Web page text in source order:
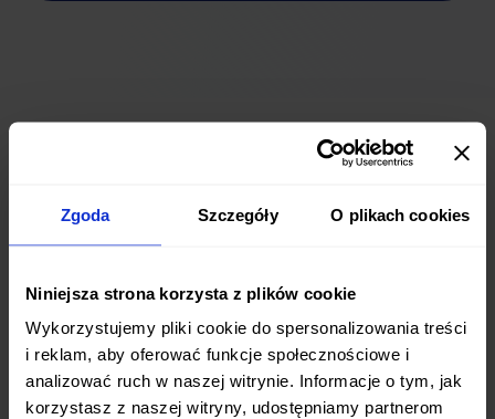
Zgoda Szczegóły O plikach cookies
Niniejsza strona korzysta z plików cookie
Wykorzystujemy pliki cookie do spersonalizowania treści
i reklam, aby oferować funkcje społecznościowe i
analizować ruch w naszej witrynie. Informacje o tym, jak
korzystasz z naszej witryny, udostępniamy partnerom
Co mówią nasi Klienci w Pile
Sprawdź, dlaczego nasi klienci polecają nasze usługi